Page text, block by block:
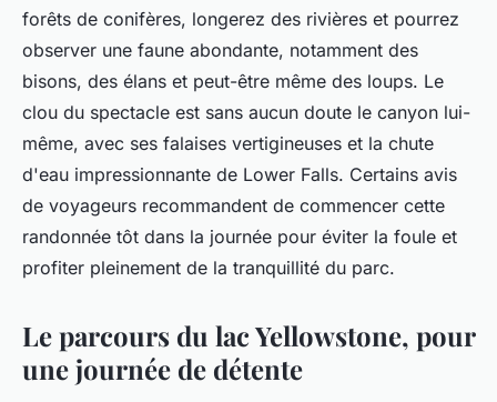
forêts de conifères, longerez des rivières et pourrez
observer une faune abondante, notamment des
bisons, des élans et peut-être même des loups. Le
clou du spectacle est sans aucun doute le canyon lui-
même, avec ses falaises vertigineuses et la chute
d'eau impressionnante de Lower Falls. Certains avis
de voyageurs recommandent de commencer cette
randonnée tôt dans la journée pour éviter la foule et
profiter pleinement de la tranquillité du parc.
Le parcours du lac Yellowstone, pour
une journée de détente